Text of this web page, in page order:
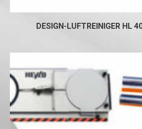
DESIGN-LUFTREINIGER HL